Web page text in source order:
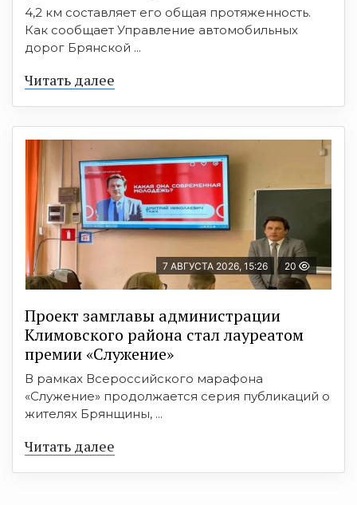
4,2 км составляет его общая протяженность.
Как сообщает Управление автомобильных
дорог Брянской ...
Читать далее
7 АВГУСТА 2026, 15:26 20
Проект замглавы администрации
Климовского района стал лауреатом
премии «Служение»
В рамках Всероссийского марафона
«Служение» продолжается серия публикаций о
жителях Брянщины, ...
Читать далее